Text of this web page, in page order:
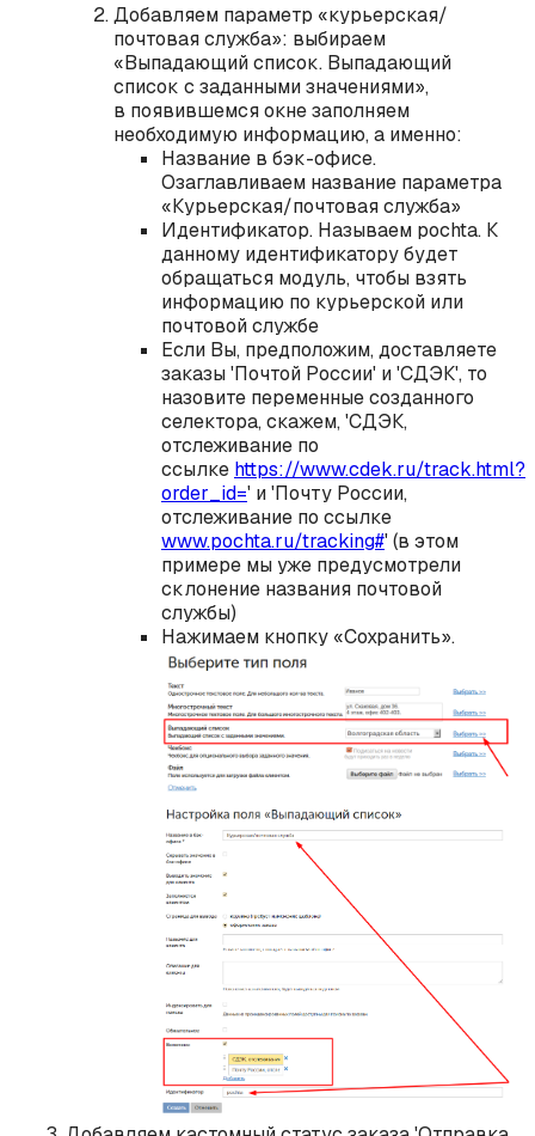
Добавляем параметр «курьерская/
почтовая служба»: выбираем
«Выпадающий список. Выпадающий
список с заданными значениями»,
в появившемся окне заполняем
необходимую информацию, а именно:
Название в бэк-офисе.
Озаглавливаем название параметра
«Курьерская/почтовая служба»
Идентификатор. Называем pochta. К
данному идентификатору будет
обращаться модуль, чтобы взять
информацию по курьерской или
почтовой службе
Если Вы, предположим, доставляете
заказы 'Почтой России' и 'СДЭК', то
назовите переменные созданного
селектора, скажем, 'СДЭК,
отслеживание по
ссылке https://www.cdek.ru/track.html?
order_id=' и 'Почту России,
отслеживание по ссылке
www.pochta.ru/tracking#' (в этом
примере мы уже предусмотрели
склонение названия почтовой
службы)
Нажимаем кнопку «Сохранить».